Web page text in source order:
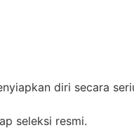
diri secara
seleksi resmi.